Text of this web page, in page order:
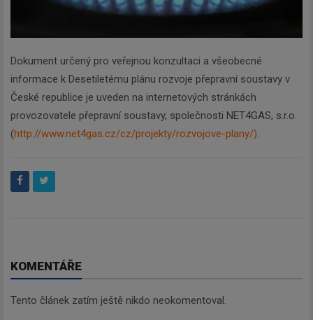
Dokument určený pro veřejnou konzultaci a všeobecné
informace k Desetiletému plánu rozvoje přepravní soustavy v
České republice je uveden na internetových stránkách
provozovatele přepravní soustavy, společnosti NET4GAS, s.r.o.
(http://www.net4gas.cz/cz/projekty/rozvojove-plany/).
KOMENTÁŘE
Tento článek zatím ještě nikdo neokomentoval.